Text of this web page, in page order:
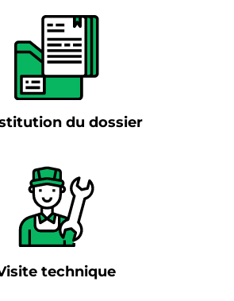
du dossier
technique